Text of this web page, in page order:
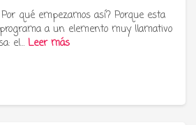
qué empezamos así? Porque esta
a un elemento muy llamativo
el… Leer más